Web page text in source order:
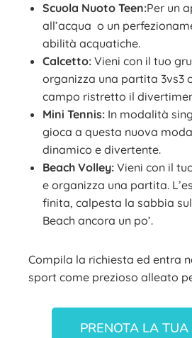
Scuola Nuoto Teen:Per un
all’acqua o un
abilità acquatiche.
Calcetto: Vieni con il tuo
organizza una partita 3vs3
campo ristretto il
Mini Tennis: In modalità
gioca a questa nuova
dinamico e divertente.
Beach Volley: Vieni con il
e organizza una partita.
finita, calpesta la sabbia
Beach ancora un po’.
Compila la richiesta ed entra
sport come prezioso alleato
PRENOTA LA TUA